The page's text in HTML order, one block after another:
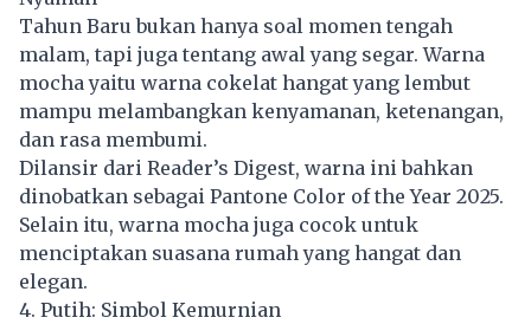
Tahun Baru bukan hanya soal momen tengah
malam, tapi juga tentang awal yang segar. Warna
mocha yaitu warna cokelat hangat yang lembut
mampu melambangkan kenyamanan, ketenangan,
dan rasa membumi.
Dilansir dari Reader’s Digest, warna ini bahkan
dinobatkan sebagai Pantone Color of the Year 2025.
Selain itu, warna mocha juga cocok untuk
menciptakan suasana rumah yang hangat dan
elegan.
4. Putih: Simbol Kemurnian